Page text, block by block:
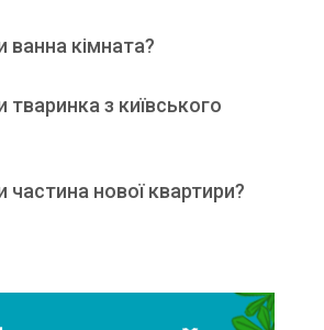
ванна кімната?
тваринка з київського
частина нової квартири?